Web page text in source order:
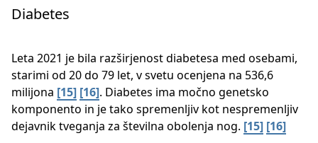
Diabetes
Leta 2021 je bila razširjenost diabetesa med osebami,
starimi od 20 do 79 let, v svetu ocenjena na 536,6
milijona ​ [15] [16]​. Diabetes ima močno genetsko
komponento in je tako spremenljiv kot nespremenljiv
dejavnik tveganja za številna obolenja nog. [15] [16]